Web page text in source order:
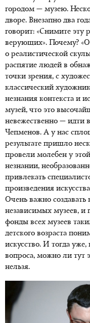
городом — музею.
дворе. Внезапно два
говорит: «Снимите эту
верующих». Почему?
о реалистической
распятие людей в
точки зрения, с
классический
незнания контекста и
музей, что это
невежественно — идти
Чепменов. А у нас
результате пришло
провели молебен у
незнании,
привлекать
произведения
Очень важно
независимых музеев, и
фонды всех музеев
детского возраста
искусство. И тогда уже,
вопроса, можно ли тут
нельзя.